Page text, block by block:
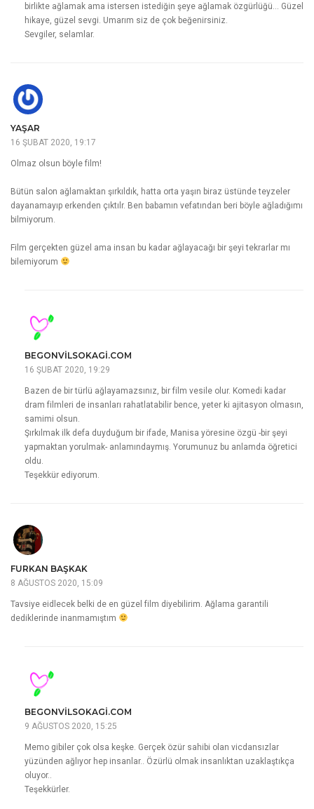
birlikte ağlamak ama istersen istediğin şeye ağlamak özgürlüğü… Güzel
hikaye, güzel sevgi. Umarım siz de çok beğenirsiniz.
Sevgiler, selamlar.
YAŞAR
16 ŞUBAT 2020, 19:17
Olmaz olsun böyle film!
Bütün salon ağlamaktan şırkıldık, hatta orta yaşın biraz üstünde teyzeler
dayanamayıp erkenden çıktılr. Ben babamın vefatından beri böyle ağladığımı
bilmiyorum.
Film gerçekten güzel ama insan bu kadar ağlayacağı bir şeyi tekrarlar mı
bilemiyorum
BEGONVILSOKAGI.COM
16 ŞUBAT 2020, 19:29
Bazen de bir türlü ağlayamazsınız, bir film vesile olur. Komedi kadar
dram filmleri de insanları rahatlatabilir bence, yeter ki ajitasyon olmasın,
samimi olsun.
Şırkılmak ilk defa duyduğum bir ifade, Manisa yöresine özgü -bir şeyi
yapmaktan yorulmak- anlamındaymış. Yorumunuz bu anlamda öğretici
oldu.
Teşekkür ediyorum.
FURKAN BAŞKAK
8 AĞUSTOS 2020, 15:09
Tavsiye eidlecek belki de en güzel film diyebilirim. Ağlama garantili
dediklerinde inanmamıştım
BEGONVILSOKAGI.COM
9 AĞUSTOS 2020, 15:25
Memo gibiler çok olsa keşke. Gerçek özür sahibi olan vicdansızlar
yüzünden ağlıyor hep insanlar.. Özürlü olmak insanlıktan uzaklaştıkça
oluyor..
Teşekkürler.